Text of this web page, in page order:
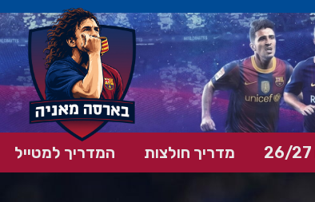
מדריך חולצות המדריך למטייל